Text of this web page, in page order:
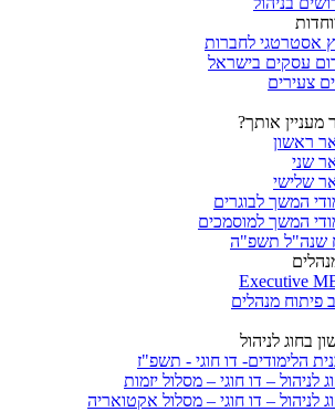
אסטרטגי לחברות
עסקים בישראל
צעירים
מעניין אותך?
ראשון
שני
שלישי
המשך לבוגרים
המשך למוסמכים
שנה"ל תשפ"ה
Executive
פיתוח מנהלים
בחוג לניהול
הלימודים- דו חוגי - תשפ"ז
לניהול – דו חוגי – מסלול יזמות
לניהול – דו חוגי – מסלול אקטואריה